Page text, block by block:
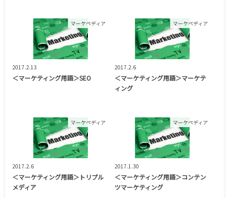
マーケペディア
2017.2.13
＜マーケティング用語＞SEO
マーケペディア
2017.2.6
＜マーケティング用語＞マーケテ
ィング
マーケペディア
2017.2.6
＜マーケティング用語＞トリプル
メディア
マーケペディア
2017.1.30
＜マーケティング用語＞コンテン
ツマーケティング